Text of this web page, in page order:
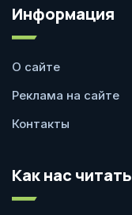
Информация
О сайте
Реклама на сайте
Контакты
Как нас читать